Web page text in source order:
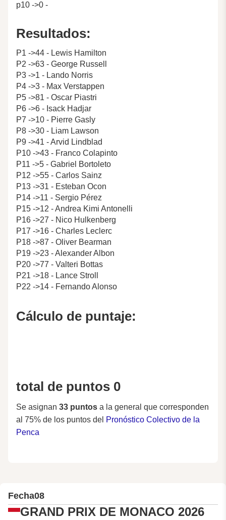
p10 ->0 -
Resultados:
P1 ->44 - Lewis Hamilton
P2 ->63 - George Russell
P3 ->1 - Lando Norris
P4 ->3 - Max Verstappen
P5 ->81 - Oscar Piastri
P6 ->6 - Isack Hadjar
P7 ->10 - Pierre Gasly
P8 ->30 - Liam Lawson
P9 ->41 - Arvid Lindblad
P10 ->43 - Franco Colapinto
P11 ->5 - Gabriel Bortoleto
P12 ->55 - Carlos Sainz
P13 ->31 - Esteban Ocon
P14 ->11 - Sergio Pérez
P15 ->12 - Andrea Kimi Antonelli
P16 ->27 - Nico Hulkenberg
P17 ->16 - Charles Leclerc
P18 ->87 - Oliver Bearman
P19 ->23 - Alexander Albon
P20 ->77 - Valteri Bottas
P21 ->18 - Lance Stroll
P22 ->14 - Fernando Alonso
Cálculo de puntaje:
total de puntos 0
Se asignan 33 puntos a la general que corresponden
al 75% de los puntos del Pronóstico Colectivo de la
Penca
Fecha08
GRAND PRIX DE MONACO 2026